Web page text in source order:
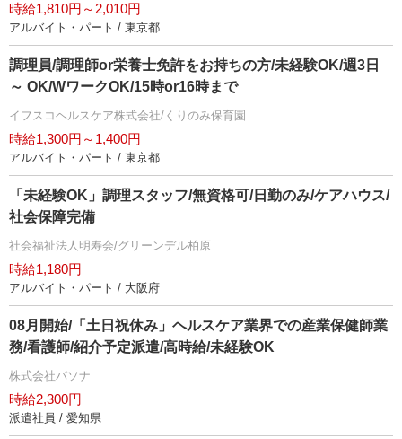
時給1,810円～2,010円
アルバイト・パート / 東京都
調理員/調理師or栄養士免許をお持ちの方/未経験OK/週3日
～ OK/WワークOK/15時or16時まで
イフスコヘルスケア株式会社/くりのみ保育園
時給1,300円～1,400円
アルバイト・パート / 東京都
「未経験OK」調理スタッフ/無資格可/日勤のみ/ケアハウス/
社会保障完備
社会福祉法人明寿会/グリーンデル柏原
時給1,180円
アルバイト・パート / 大阪府
08月開始/「土日祝休み」ヘルスケア業界での産業保健師業
務/看護師/紹介予定派遣/高時給/未経験OK
株式会社パソナ
時給2,300円
派遣社員 / 愛知県